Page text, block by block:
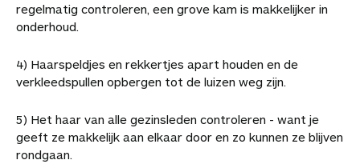
regelmatig controleren, een grove kam is makkelijker in
onderhoud.
4) Haarspeldjes en rekkertjes apart houden en de
verkleedspullen opbergen tot de luizen weg zijn.
5) Het haar van alle gezinsleden controleren - want je
geeft ze makkelijk aan elkaar door en zo kunnen ze blijven
rondgaan.